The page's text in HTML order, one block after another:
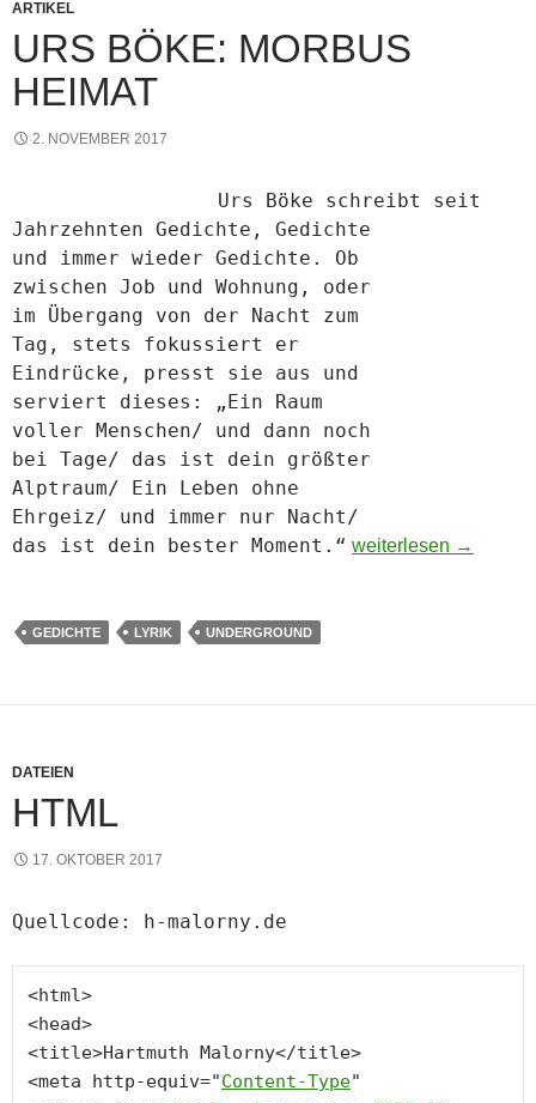
ARTIKEL
URS BÖKE: MORBUS
HEIMAT
2. NOVEMBER 2017
Urs Böke schreibt seit
Jahrzehnten Gedichte, Gedichte
und immer wieder Gedichte. Ob
zwischen Job und Wohnung, oder
im Übergang von der Nacht zum
Tag, stets fokussiert er
Eindrücke, presst sie aus und
serviert dieses:
„Ein Raum
voller Menschen/ und dann noch
bei Tage/ das ist dein größter
Alptraum/ Ein Leben ohne
Ehrgeiz/ und immer nur Nacht/
das ist dein bester Moment.“ Urs Böke: Morbus
weiterlesen →
GEDICHTE LYRIK UNDERGROUND
DATEIEN
HTML
17. OKTOBER 2017
Quellcode: h-malorny.de
<html>
<head
<title>Hartmuth Malorny</title
<meta http-equiv="Content-Type